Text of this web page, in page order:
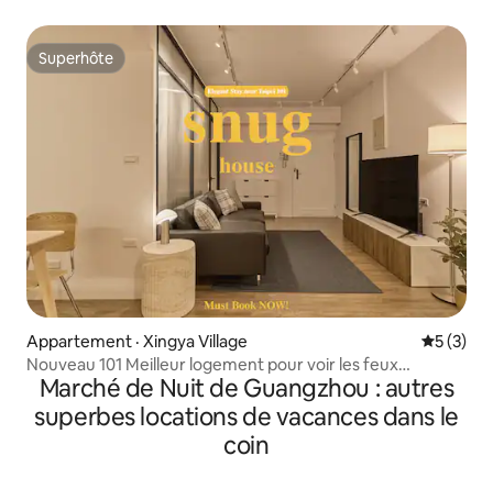
principales, proche du métro, des sources thermales
d'Urai et du complexe Yulon City
Superhôte
Superhôte
Appartement · Xingya Village Note
5 (3)
Nouveau 101 Meilleur logement pour voir les feux
d'artifice, à 1 minute à pied de la station de métro
Marché de Nuit de Guangzhou : autres
superbes locations de vacances dans le
coin